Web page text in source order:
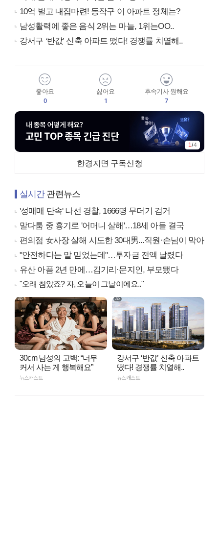
10억 벌고 내집마련! 동작구 이 아파트 정체는?
남성활력에 좋은 음식 2위는 마늘, 1위는OO..
강서구 ‘반값’ 신축 아파트 떴다! 경쟁률 치열해..
좋아요
0
싫어요
1
후속기사 원해요
7
1/4
한경지면 구독신청
실시간관련뉴스
'성매매 단속' 나선 경찰, 1666명 무더기 검거
말다툼 중 흉기로 '어머니 살해'…18세 아들 결국
편의점 女사장 살해 시도한 30대男...직원·손님이 막아
"안전하다는 말 믿었는데"…투자금 전액 날렸다
유산 아픔 2년 만에…김기리·문지인, 부모됐다
"오래 참았죠? 자, 오늘이 그날이에요.."
30cm 남성의 고백: “너무
커서 사는 게 행복해요”
뉴스캐스트
강서구 ‘반값’ 신축 아파트
떴다! 경쟁률 치열해..
뉴스캐스트